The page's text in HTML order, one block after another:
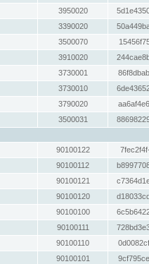
3950020
3390020
3500070
3910020
3730001
3730010
3790020
3500031
90100122
90100112
90100121
90100120
90100100
90100111
90100110
90100101